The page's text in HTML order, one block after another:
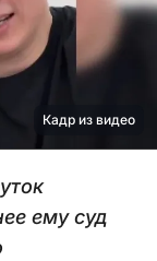
Кадр из видео
ему суд